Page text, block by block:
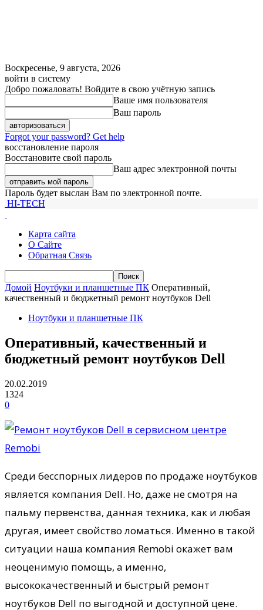
Воскресенье, 9 августа, 2026
войти в систему
Добро пожаловать! Войдите в свою учётную запись
Ваше имя пользователя
Ваш пароль
Forgot your password? Get help
восстановление пароля
Восстановите свой пароль
Ваш адрес электронной почты
Пароль будет выслан Вам по электронной почте.
HI-TECH
Карта сайта
О Сайте
Обратная Связь
Домой Ноутбуки и планшетные ПК Оперативный,
качественный и бюджетный ремонт ноутбуков Dell
Ноутбуки и планшетные ПК
Оперативный, качественный и
бюджетный ремонт ноутбуков Dell
20.02.2019
1324
0
Среди бесспорных лидеров по продаже ноутбуков
является компания Dell. Но, даже не смотря на
пальму первенства, данная техника, как и любая
другая, имеет свойство ломаться. Именно в такой
ситуации наша компания Remobi окажет вам
неоценимую помощь, а именно,
высококачественный и быстрый ремонт
ноутбуков Dell по выгодной и доступной цене.